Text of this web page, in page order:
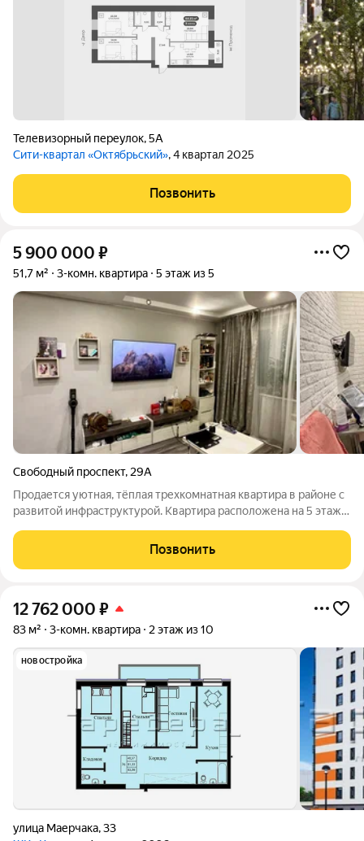
Телевизорный переулок,5А
Сити-квартал «Октябрьский», 4 квартал 2025
Позвонить
5 900 000 ₽
51,7 м² 3-комн. квартира 5 этаж из 5
Свободный проспект, 29А
Продается уютная, тёплая трехкомнатная квартира в районе с
развитой инфраструктурой. Квартира расположена на 5 этаже
выходят во двор, что обеспечивает тишину и спокойствие. В
квартире сделан
Позвонить
12 762 000 ₽
83 м² 3-комн. квартира 2 этаж из 10
новостройка
улица Маерчака,33